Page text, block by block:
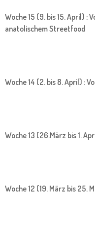
Woche 15 (9. bis 15. April) :
anatolischem Streetfood
Woche 14 (2. bis 8. April) :
Woche 13 (26.März bis 1.
Woche 12 (19. März bis 25.